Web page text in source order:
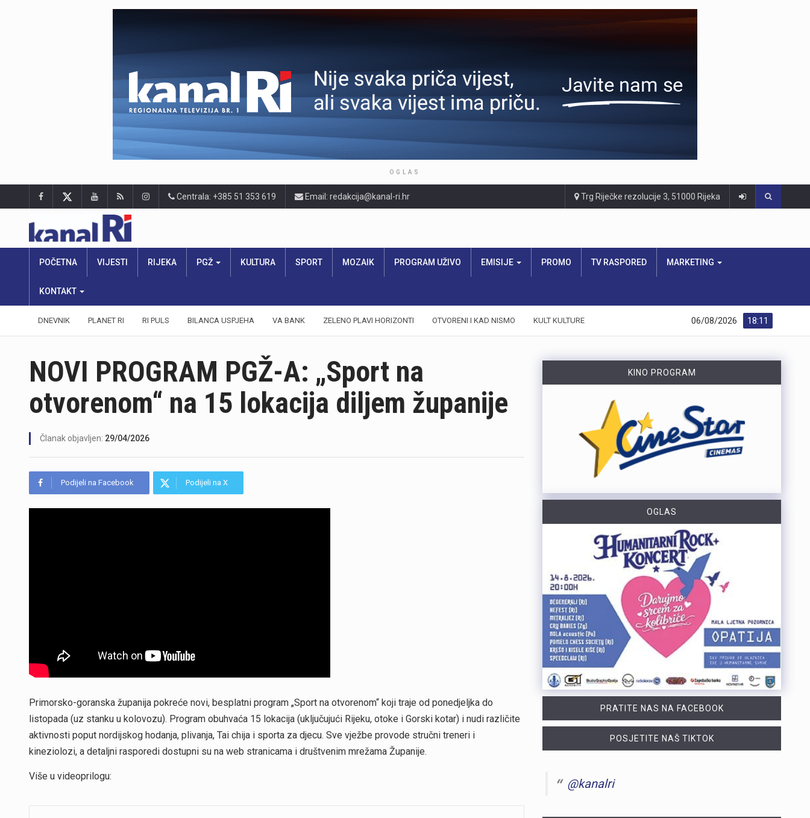
OGLAS
Centrala: +385 51 353 619 Email: redakcija@kanal-ri.hr Trg Riječke rezolucije 3, 51000 Rijeka
POČETNA VIJESTI RIJEKA PGŽ KULTURA SPORT MOZAIK PROGRAM UŽIVO EMISIJE PROMO TV RASPORED MARKETING
KONTAKT
DNEVNIK PLANET RI RI PULS BILANCA USPJEHA VA BANK ZELENO PLAVI HORIZONTI OTVORENI I KAD NISMO KULT KULTURE 18:11
06/08/2026
NOVI PROGRAM PGŽ-A: „Sport na
otvorenom“ na 15 lokacija diljem županije
Članak objavljen: 29/04/2026
Podijeli na Facebook Podijeli na X
Primorsko-goranska županija pokreće novi, besplatni program „Sport na otvorenom“ koji traje od ponedjeljka do
listopada (uz stanku u kolovozu). Program obuhvaća 15 lokacija (uključujući Rijeku, otoke i Gorski kotar) i nudi različite
aktivnosti poput nordijskog hodanja, plivanja, Tai chija i sporta za djecu. Sve vježbe provode stručni treneri i
kineziolozi, a detaljni rasporedi dostupni su na web stranicama i društvenim mrežama Županije.
Više u videoprilogu:
KINO PROGRAM
OGLAS
PRATITE NAS NA FACEBOOK
POSJETITE NAŠ TIKTOK
@kanalri